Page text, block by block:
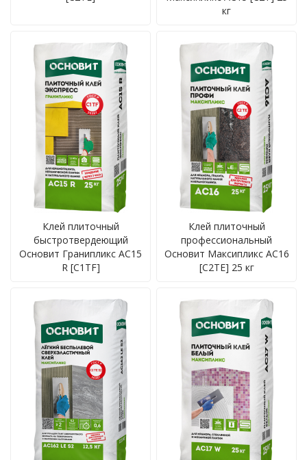
кг
Клей плиточный
быстротвердеющий
Основит Гранипликс AC15
R [C1TF]
Клей плиточный
профессиональный
Основит Максипликс AC16
[C2TE] 25 кг